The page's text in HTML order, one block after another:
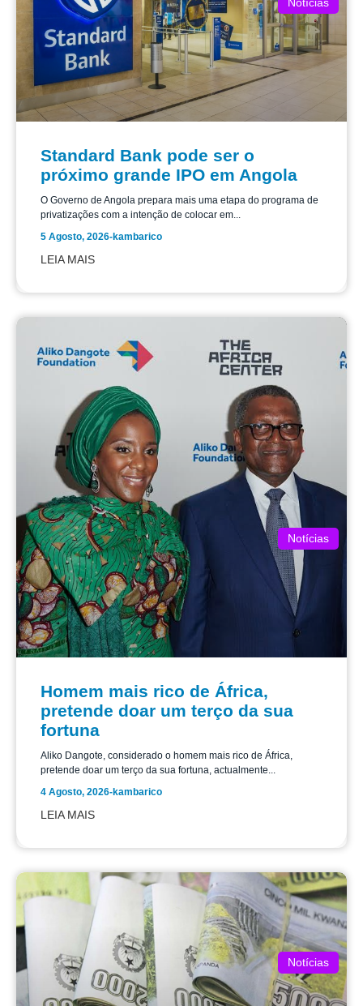
Standard Bank pode ser o
próximo grande IPO em Angola
O Governo de Angola prepara mais uma etapa do programa de
privatizações com a intenção de colocar em...
5 Agosto, 2026-kambarico
LEIA MAIS
Notícias
Homem mais rico de África,
pretende doar um terço da sua
fortuna
Aliko Dangote, considerado o homem mais rico de África,
pretende doar um terço da sua fortuna, actualmente...
4 Agosto, 2026-kambarico
LEIA MAIS
Notícias